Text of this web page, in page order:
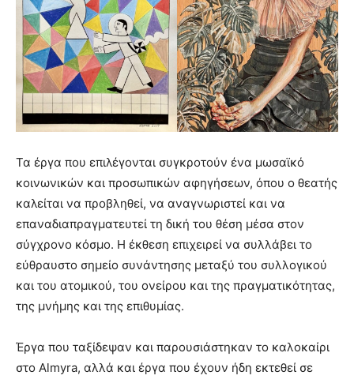
Τα έργα που επιλέγονται συγκροτούν ένα μωσαϊκό
κοινωνικών και προσωπικών αφηγήσεων, όπου ο θεατής
καλείται να προβληθεί, να αναγνωριστεί και να
επαναδιαπραγματευτεί τη δική του θέση μέσα στον
σύγχρονο κόσμο. Η έκθεση επιχειρεί να συλλάβει το
εύθραυστο σημείο συνάντησης μεταξύ του συλλογικού
και του ατομικού, του ονείρου και της πραγματικότητας,
της μνήμης και της επιθυμίας.
Έργα που ταξίδεψαν και παρουσιάστηκαν το καλοκαίρι
στο Almyra, αλλά και έργα που έχουν ήδη εκτεθεί σε